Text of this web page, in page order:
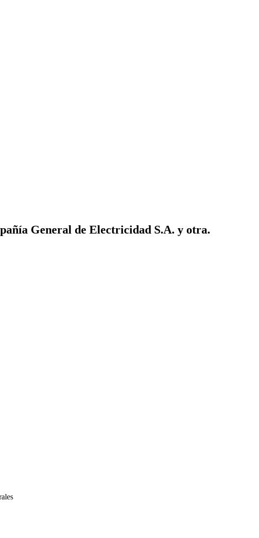
General de Electricidad S.A. y otra.